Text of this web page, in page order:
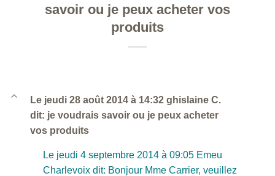
savoir ou je peux acheter vos
produits
B
Le jeudi 28 août 2014 à 14:32 ghislaine C.
dit: je voudrais savoir ou je peux acheter
vos produits
Le jeudi 4 septembre 2014 à 09:05 Emeu
Charlevoix dit: Bonjour Mme Carrier, veuillez